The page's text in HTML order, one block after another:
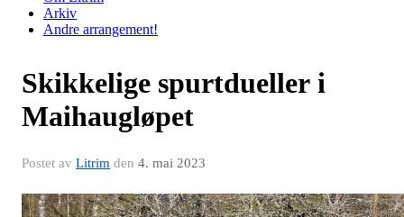
Arkiv
Andre arrangement!
Skikkelige spurtdueller i
Maihaugløpet
Postet av Litrim den 4. mai 2023